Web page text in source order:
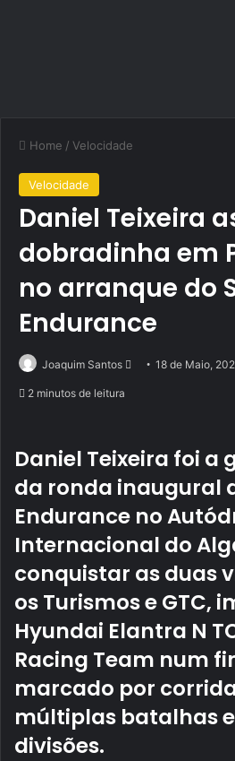
Home / Velocidade
Velocidade
Daniel Teixeira
dobradinha em
no arranque do
Endurance
Joaquim Santos
Send18 de Maio,
2 minutos de leitura
Daniel Teixeira foi a
da ronda inaugural
Endurance no
Internacional do
conquistar as duas
os Turismos e GTC,
Hyundai Elantra N
Racing Team num
marcado por
múltiplas batalhas
divisões.